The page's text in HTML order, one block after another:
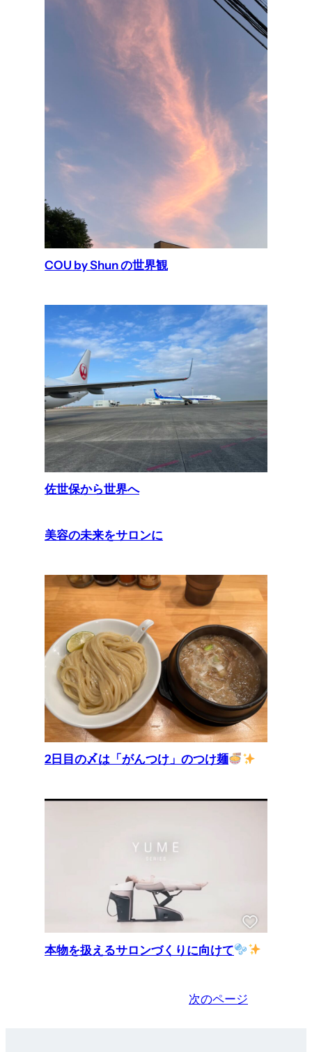
COU by Shun の世界観
佐世保から世界へ
美容の未来をサロンに
2日目の〆は「がんつけ」のつけ麺
本物を扱えるサロンづくりに向けて
次のページ